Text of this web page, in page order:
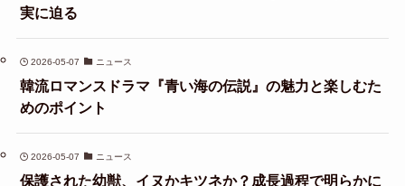
実に迫る
2026-05-07 ニュース
韓流ロマンスドラマ『青い海の伝説』の魅力と楽しむた
めのポイント
2026-05-07 ニュース
保護された幼獣、イヌかキツネか？成長過程で明らかに